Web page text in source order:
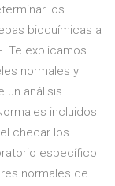
los
bioquímicas a
Te explicamos
normales y
un análisis
incluidos
checar los
específico
normales de